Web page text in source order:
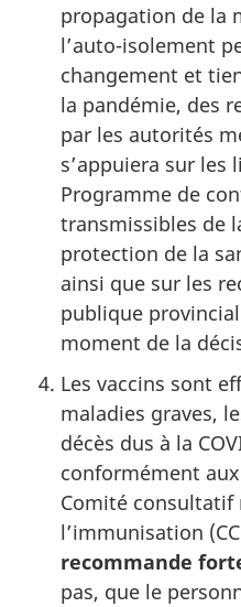
propagation de la
l’auto-isolement
changement et
la pandémie, des
par les autorités
s’appuiera sur les
Programme de
transmissibles de
protection de la
ainsi que sur les
publique
moment de la
Les vaccins sont
maladies graves,
décès dus à la
conformément
Comité consultatif
l’immunisation
recommande
pas, que le